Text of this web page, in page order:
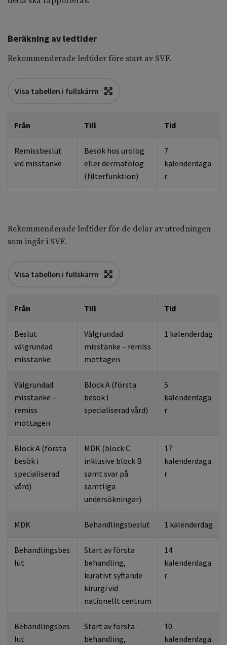
Beräkning av ledtider
Rekommenderade ledtider före start av SVF.
Visa tabellen i fullskärm
Från Till Tid
Remissbeslut
vid misstanke
Besök hos urolog
eller dermatolog
(filterfunktion)
7
kalenderdaga
r
Rekommenderade ledtider för de delar av utredningen
som ingår i SVF.
Visa tabellen i fullskärm
Från Till Tid
Beslut
välgrundad
misstanke
Välgrundad
misstanke – remiss
mottagen
1 kalenderdag
Välgrundad
misstanke –
remiss
mottagen
Block A (första
besök i
specialiserad vård)
5
kalenderdaga
r
Block A (första
besök i
specialiserad
vård)
MDK (block C
inklusive block B
samt svar på
samtliga
undersökningar)
17
kalenderdaga
r
MDK Behandlingsbeslut 1 kalenderdag
Behandlingsbes
lut
Start av första
behandling,
kurativt syftande
kirurgi vid
nationellt centrum
14
kalenderdaga
r
Behandlingsbes
lut
Start av första
behandling,
10
kalenderdaga